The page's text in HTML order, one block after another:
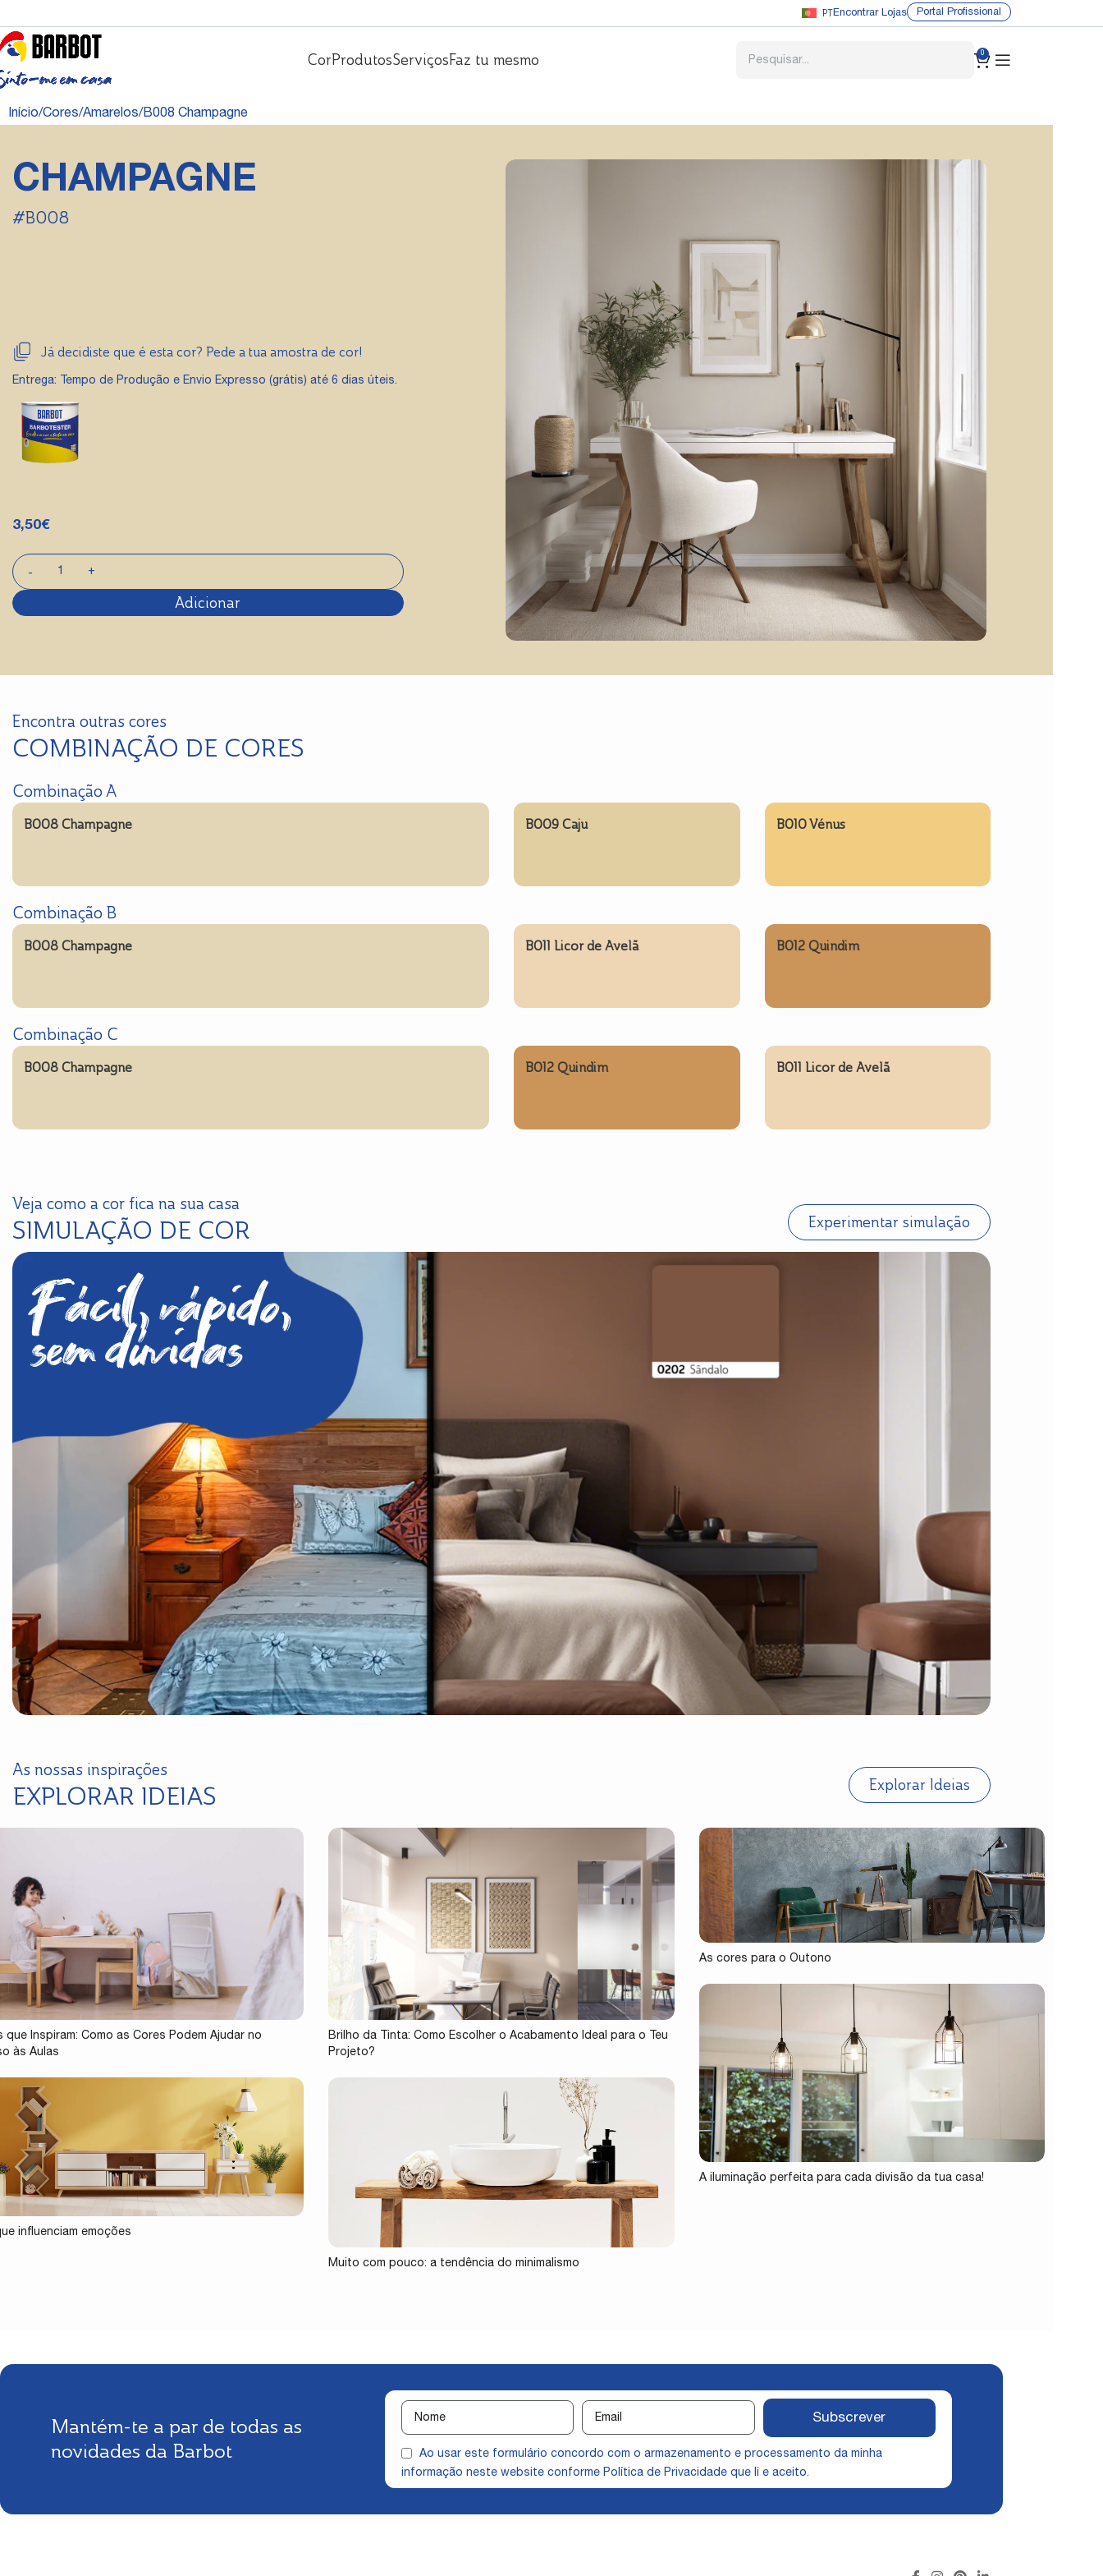
PTEncontrar Lojas Portal Profissional
CorProdutosServiçosFaz tu mesmo 0
Início Cores Amarelos B008 Champagne
CHAMPAGNE
#B008
Já decidiste que é esta cor? Pede a tua amostra de cor!
Entrega: Tempo de Produção e Envio Expresso (grátis) até 6 dias úteis.
3,50€
Adicionar
Encontra outras cores
COMBINAÇÃO DE CORES
Combinação A
B008 Champagne B009 Caju B010 Vénus
Combinação B
B008 Champagne B011 Licor de Avelã B012 Quindim
Combinação C
B008 Champagne B012 Quindim B011 Licor de Avelã
Veja como a cor fica na sua casa
SIMULAÇÃO DE COR Experimentar simulação
Fácil, rápido,
sem dúvidas
As nossas inspirações
EXPLORAR IDEIAS Explorar Ideias
que Inspiram: Como as Cores Podem Ajudar no
às Aulas
Brilho da Tinta: Como Escolher o Acabamento Ideal para o Teu
Projeto?
As cores para o Outono
influenciam emoções
Muito com pouco: a tendência do minimalismo
A iluminação perfeita para cada divisão da tua casa!
Mantém-te a par de todas as
novidades da Barbot
Ao usar este formulário concordo com o armazenamento e processamento da minha
informação neste website conforme Política de Privacidade que li e aceito.
Subscrever